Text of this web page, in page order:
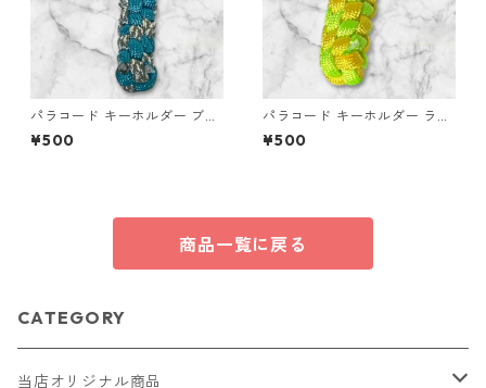
パラコード キーホルダー ブル
ー グレー 編み込み s20
¥500
パラコード キーホルダー ライ
トグリーン イエロー 編み込み
s26
¥500
商品一覧に戻る
CATEGORY
当店オリジナル商品